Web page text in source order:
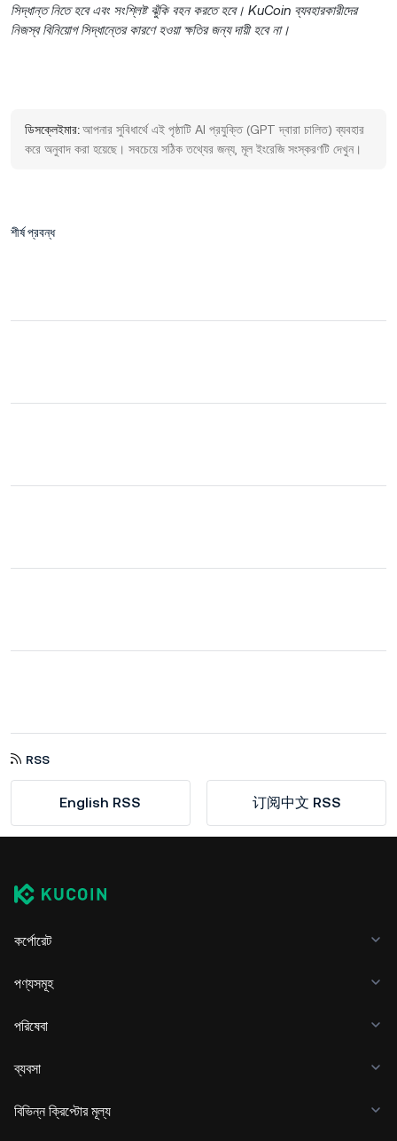
সিদ্ধান্ত নিতে হবে এবং সংশ্লিষ্ট ঝুঁকি বহন করতে হবে। KuCoin ব্যবহারকারীদের
নিজস্ব বিনিয়োগ সিদ্ধান্তের কারণে হওয়া ক্ষতির জন্য দায়ী হবে না।
ডিসক্লেইমার:আপনার সুবিধার্থে এই পৃষ্ঠাটি AI প্রযুক্তি (GPT দ্বারা চালিত) ব্যবহার
করে অনুবাদ করা হয়েছে। সবচেয়ে সঠিক তথ্যের জন্য, মূল ইংরেজি সংস্করণটি দেখুন।
শীর্ষ প্রবন্ধ
RSS
English RSS 订阅中文 RSS
কর্পোরেট
পণ্যসমূহ
পরিষেবা
ব্যবসা
বিভিন্ন ক্রিপ্টোর মূল্য